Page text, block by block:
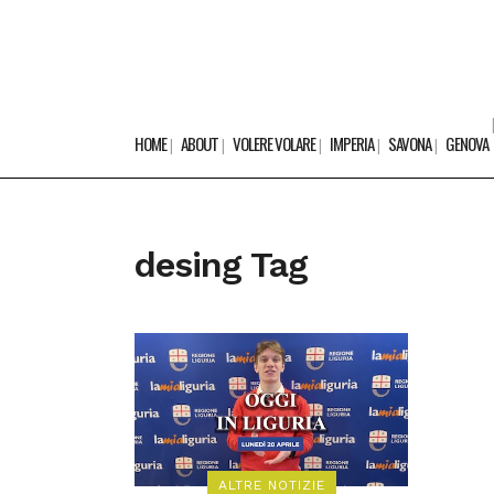
HOME ABOUT VOLERE VOLARE IMPERIA SAVONA GENOVA
desing Tag
ALTRE NOTIZIE